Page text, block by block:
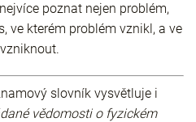
poznat nejen problém,
ve kterém problém vznikl, a ve
slovník vysvětluje i
vědomosti o fyzickém